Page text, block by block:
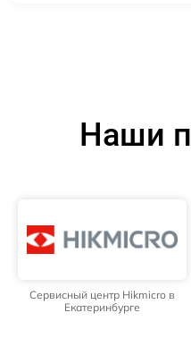
Наши
Сервисный центр Hikmicro в
Екатеринбурге